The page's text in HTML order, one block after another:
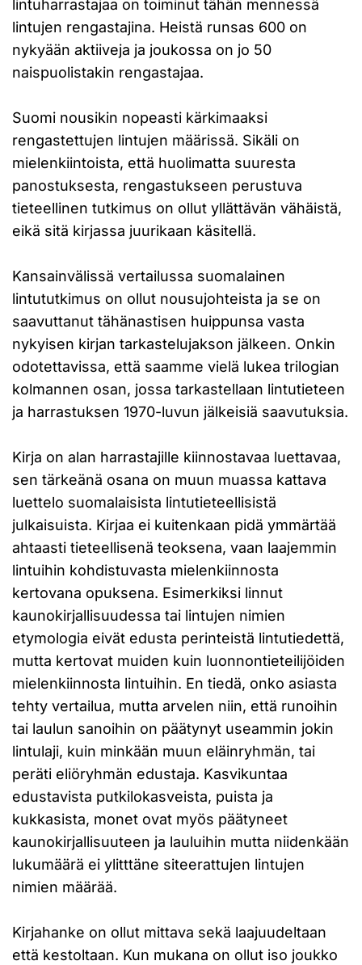
lintuharrastajaa on toiminut tähän mennessä
lintujen rengastajina. Heistä runsas 600 on
nykyään aktiiveja ja joukossa on jo 50
naispuolistakin rengastajaa.
Suomi nousikin nopeasti kärkimaaksi
rengastettujen lintujen määrissä. Sikäli on
mielenkiintoista, että huolimatta suuresta
panostuksesta, rengastukseen perustuva
tieteellinen tutkimus on ollut yllättävän vähäistä,
eikä sitä kirjassa juurikaan käsitellä.
Kansainvälissä vertailussa suomalainen
lintututkimus on ollut nousujohteista ja se on
saavuttanut tähänastisen huippunsa vasta
nykyisen kirjan tarkastelujakson jälkeen. Onkin
odotettavissa, että saamme vielä lukea trilogian
kolmannen osan, jossa tarkastellaan lintutieteen
ja harrastuksen 1970-luvun jälkeisiä saavutuksia.
Kirja on alan harrastajille kiinnostavaa luettavaa,
sen tärkeänä osana on muun muassa kattava
luettelo suomalaisista lintutieteellisistä
julkaisuista. Kirjaa ei kuitenkaan pidä ymmärtää
ahtaasti tieteellisenä teoksena, vaan laajemmin
lintuihin kohdistuvasta mielenkiinnosta
kertovana opuksena. Esimerkiksi linnut
kaunokirjallisuudessa tai lintujen nimien
etymologia eivät edusta perinteistä lintutiedettä,
mutta kertovat muiden kuin luonnontieteilijöiden
mielenkiinnosta lintuihin. En tiedä, onko asiasta
tehty vertailua, mutta arvelen niin, että runoihin
tai laulun sanoihin on päätynyt useammin jokin
lintulaji, kuin minkään muun eläinryhmän, tai
peräti eliöryhmän edustaja. Kasvikuntaa
edustavista putkilokasveista, puista ja
kukkasista, monet ovat myös päätyneet
kaunokirjallisuuteen ja lauluihin mutta niidenkään
lukumäärä ei ylitttäne siteerattujen lintujen
nimien määrää.
Kirjahanke on ollut mittava sekä laajuudeltaan
että kestoltaan. Kun mukana on ollut iso joukko